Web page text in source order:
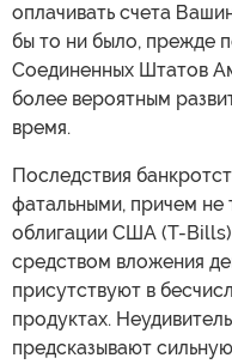
оплачивать счета
бы то ни было, прежде
Соединенных Штатов
более вероятным
время.
Последствия
фатальными, причем не
облигации США (T-
средством вложения
присутствуют в
продуктах.
предсказывают